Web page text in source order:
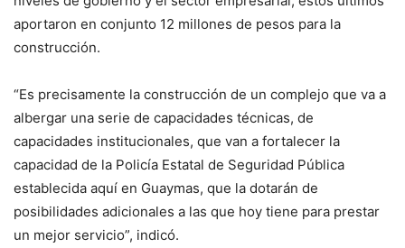
aportaron en conjunto 12 millones de pesos para la
construcción.
“Es precisamente la construcción de un complejo que va a
albergar una serie de capacidades técnicas, de
capacidades institucionales, que van a fortalecer la
capacidad de la Policía Estatal de Seguridad Pública
establecida aquí en Guaymas, que la dotarán de
posibilidades adicionales a las que hoy tiene para prestar
un mejor servicio”, indicó.